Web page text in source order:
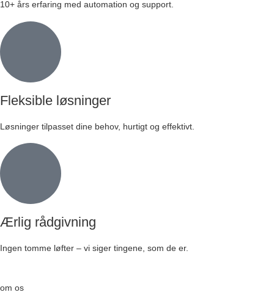
10+ års erfaring med automation og support.
Fleksible løsninger
Løsninger tilpasset dine behov, hurtigt og effektivt.
Ærlig rådgivning
Ingen tomme løfter – vi siger tingene, som de er.
om os